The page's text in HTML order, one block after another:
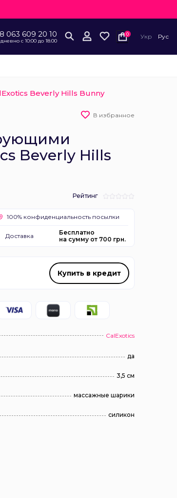
063 609 20 10
с 10:00 до 18:00
0 Укр Рус
Beverly Hills Bunny
В избранное
Beverly Hills
Рейтинг
100% конфиденциальность посылки
Доставка
Бесплатно
на сумму от 700 грн.
Купить в кредит
CalExotics
да
3,5 см
массажные шарики
силикон